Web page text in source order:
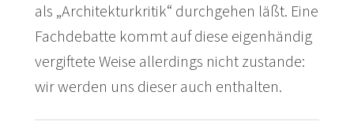
als „Architekturkritik“ durchgehen läßt. Eine
Fachdebatte kommt auf diese eigenhändig
vergiftete Weise allerdings nicht zustande:
wir werden uns dieser auch enthalten.